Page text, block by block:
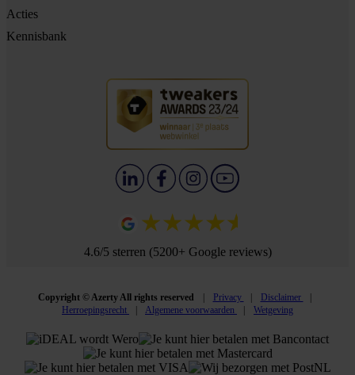
Acties
Kennisbank
4.6/5 sterren (5200+ Google reviews)
Copyright © Azerty All rights reserved Privacy
Disclaimer
Herroepingsrecht
Algemene voorwaarden Wetgeving